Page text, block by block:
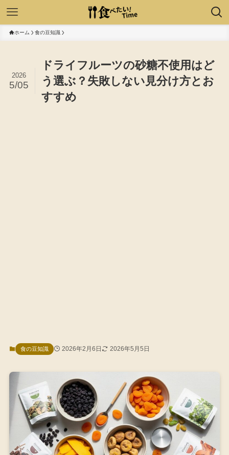
ホーム 食の豆知識
ドライフルーツの砂糖不使用はど
う選ぶ？失敗しない見分け方とお
すすめ
2026
5/05
食の豆知識 2026年2月6日 2026年5月5日